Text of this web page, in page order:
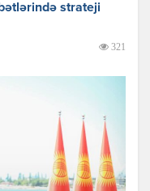
strateji
321